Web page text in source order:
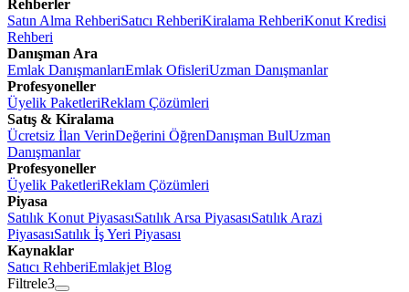
Rehberler
Satın Alma RehberiSatıcı RehberiKiralama RehberiKonut Kredisi
Rehberi
Danışman Ara
Emlak DanışmanlarıEmlak OfisleriUzman Danışmanlar
Profesyoneller
Üyelik PaketleriReklam Çözümleri
Satış & Kiralama
Ücretsiz İlan VerinDeğerini ÖğrenDanışman BulUzman
Danışmanlar
Profesyoneller
Üyelik PaketleriReklam Çözümleri
Piyasa
Satılık Konut PiyasasıSatılık Arsa PiyasasıSatılık Arazi
PiyasasıSatılık İş Yeri Piyasası
Kaynaklar
Satıcı RehberiEmlakjet Blog
Filtrele3